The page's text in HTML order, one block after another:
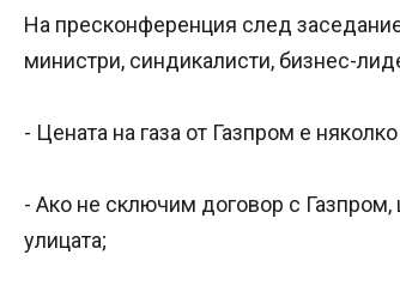
На пресконференция след
министри, синдикалисти, бизнес-
- Цената на газа от Газпром е
- Ако не сключим договор с
улицата;